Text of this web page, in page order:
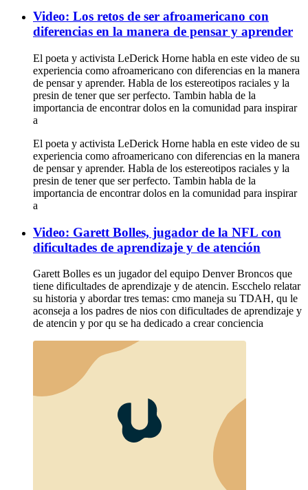
Video: Los retos de ser afroamericano con
diferencias en la manera de pensar y aprender
El poeta y activista LeDerick Horne habla en este video de su
experiencia como afroamericano con diferencias en la manera
de pensar y aprender. Habla de los estereotipos raciales y la
presin de tener que ser perfecto. Tambin habla de la
importancia de encontrar dolos en la comunidad para inspirar
a
El poeta y activista LeDerick Horne habla en este video de su
experiencia como afroamericano con diferencias en la manera
de pensar y aprender. Habla de los estereotipos raciales y la
presin de tener que ser perfecto. Tambin habla de la
importancia de encontrar dolos en la comunidad para inspirar
a
Video: Garett Bolles, jugador de la NFL con
dificultades de aprendizaje y de atención
Garett Bolles es un jugador del equipo Denver Broncos que
tiene dificultades de aprendizaje y de atencin. Escchelo relatar
su historia y abordar tres temas: cmo maneja su TDAH, qu le
aconseja a los padres de nios con dificultades de aprendizaje y
de atencin y por qu se ha dedicado a crear conciencia